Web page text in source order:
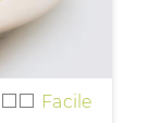
Facile